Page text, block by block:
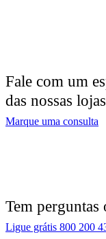
Fale com um
das nossas
Marque uma consulta
Tem perguntas
Ligue grátis 800 200